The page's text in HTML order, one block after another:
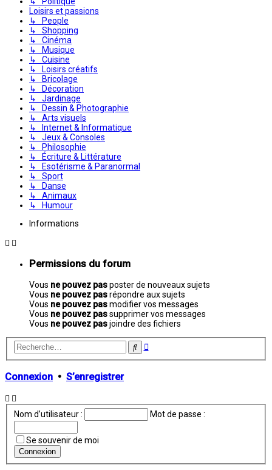
Loisirs et passions
↳ People
↳ Shopping
↳ Cinéma
↳ Musique
↳ Cuisine
↳ Loisirs créatifs
↳ Bricolage
↳ Décoration
↳ Jardinage
↳ Dessin & Photographie
↳ Arts visuels
↳ Internet & Informatique
↳ Jeux & Consoles
↳ Philosophie
↳ Écriture & Littérature
↳ Esotérisme & Paranormal
↳ Sport
↳ Danse
↳ Animaux
↳ Humour
Informations
Permissions du forum
Vous ne pouvez pasposter de nouveaux sujets
Vous ne pouvez pasrépondre aux sujets
Vous ne pouvez pasmodifier vos messages
Vous ne pouvez passupprimer vos messages
Vous ne pouvez pasjoindre des fichiers
Rechercher
Recherche
Connexion • S’enregistrer
Nom d’utilisateur : Mot de passe :
Se souvenir de moi